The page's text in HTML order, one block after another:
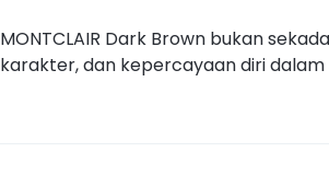
MONTCLAIR Dark Brown bukan
karakter, dan kepercayaan diri